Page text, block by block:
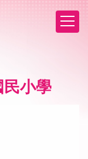
民小學